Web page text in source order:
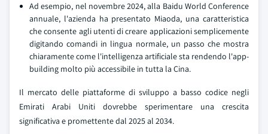
Ad esempio, nel novembre 2024, alla Baidu World Conference
annuale, l'azienda ha presentato Miaoda, una caratteristica
che consente agli utenti di creare applicazioni semplicemente
digitando comandi in lingua normale, un passo che mostra
chiaramente come l'intelligenza artificiale sta rendendo l'app-
building molto più accessibile in tutta la Cina.
Il mercato delle piattaforme di sviluppo a basso codice negli
Emirati Arabi Uniti dovrebbe sperimentare una crescita
significativa e promettente dal 2025 al 2034.